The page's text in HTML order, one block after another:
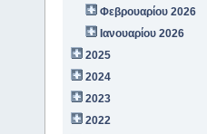
Φεβρουαρίου 2026
Ιανουαρίου 2026
2025
2024
2023
2022